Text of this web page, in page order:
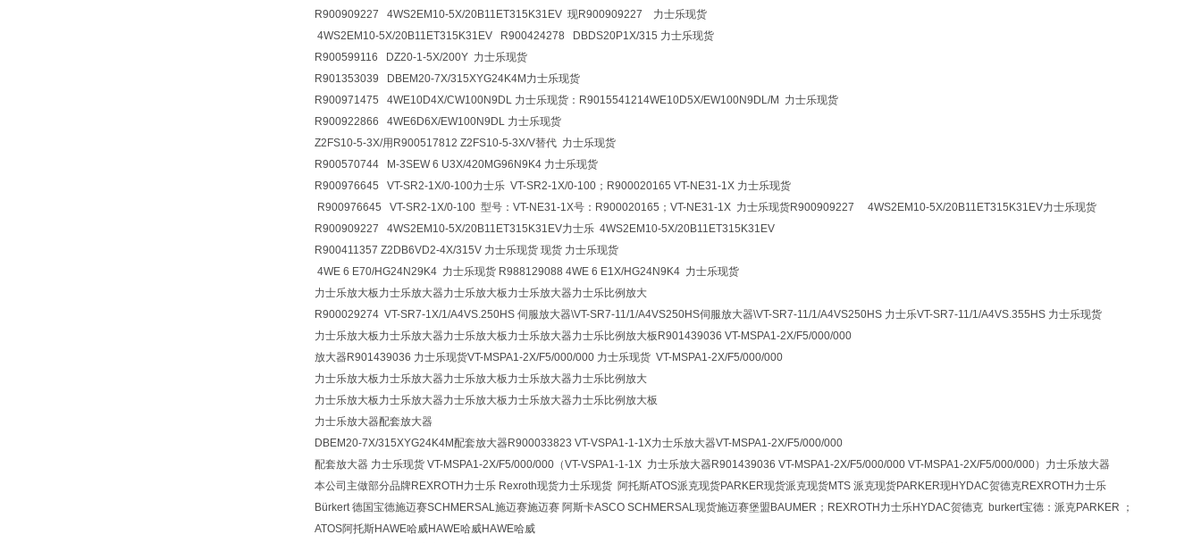
R900909227 4WS2EM10-5X/20B11ET315K31EV 现R900909227 力士乐现货
4WS2EM10-5X/20B11ET315K31EV R900424278 DBDS20P1X/315 力士乐现货
R900599116 DZ20-1-5X/200Y 力士乐现货
R901353039 DBEM20-7X/315XYG24K4M力士乐现货
R900971475 4WE10D4X/CW100N9DL 力士乐现货：R9015541214WE10D5X/EW100N9DL/M 力士乐现货
R900922866 4WE6D6X/EW100N9DL 力士乐现货
Z2FS10-5-3X/用R900517812 Z2FS10-5-3X/V替代 力士乐现货
R900570744 M-3SEW 6 U3X/420MG96N9K4 力士乐现货
R900976645 VT-SR2-1X/0-100力士乐 VT-SR2-1X/0-100；R900020165 VT-NE31-1X 力士乐现货
R900976645 VT-SR2-1X/0-100 型号：VT-NE31-1X号：R900020165；VT-NE31-1X 力士乐现货R900909227 4WS2EM10-5X/20B11ET315K31EV力士乐现货
R900909227 4WS2EM10-5X/20B11ET315K31EV力士乐 4WS2EM10-5X/20B11ET315K31EV
R900411357 Z2DB6VD2-4X/315V 力士乐现货 现货 力士乐现货
4WE 6 E70/HG24N29K4 力士乐现货 R988129088 4WE 6 E1X/HG24N9K4 力士乐现货
力士乐放大板力士乐放大器力士乐放大板力士乐放大器力士乐比例放大
R900029274 VT-SR7-1X/1/A4VS.250HS 伺服放大器\VT-SR7-11/1/A4VS250HS伺服放大器\VT-SR7-11/1/A4VS250HS 力士乐VT-SR7-11/1/A4VS.355HS 力士乐现货
力士乐放大板力士乐放大器力士乐放大板力士乐放大器力士乐比例放大板R901439036 VT-MSPA1-2X/F5/000/000
放大器R901439036 力士乐现货VT-MSPA1-2X/F5/000/000 力士乐现货 VT-MSPA1-2X/F5/000/000
力士乐放大板力士乐放大器力士乐放大板力士乐放大器力士乐比例放大
力士乐放大板力士乐放大器力士乐放大板力士乐放大器力士乐比例放大板
力士乐放大器配套放大器
DBEM20-7X/315XYG24K4M配套放大器R900033823 VT-VSPA1-1-1X力士乐放大器VT-MSPA1-2X/F5/000/000
配套放大器 力士乐现货 VT-MSPA1-2X/F5/000/000（VT-VSPA1-1-1X 力士乐放大器R901439036 VT-MSPA1-2X/F5/000/000 VT-MSPA1-2X/F5/000/000）力士乐放大器
本公司主做部分品牌REXROTH力士乐 Rexroth现货力士乐现货 阿托斯ATOS派克现货PARKER现货派克现货MTS 派克现货PARKER现HYDAC贺德克REXROTH力士乐
Bürkert 德国宝德施迈赛SCHMERSAL施迈赛施迈赛 阿斯卡ASCO SCHMERSAL现货施迈赛堡盟BAUMER；REXROTH力士乐HYDAC贺德克 burkert宝德：派克PARKER ；
ATOS阿托斯HAWE哈威HAWE哈威HAWE哈威